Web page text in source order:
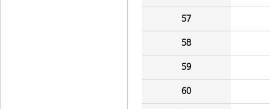
57
58
59
60